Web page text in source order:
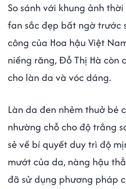
So sánh với khung ảnh
fan sắc đẹp bất ngờ trước
công của Hoa hậu Việt
niềng răng, Đỗ Thị Hà còn
cho làn da và vóc dáng.
Làn da đen nhẻm thuở bé
nhường chỗ cho độ trắng
sẻ về bí quyết duy trì độ
mướt của da, nàng hậu
đã sử dụng phương pháp